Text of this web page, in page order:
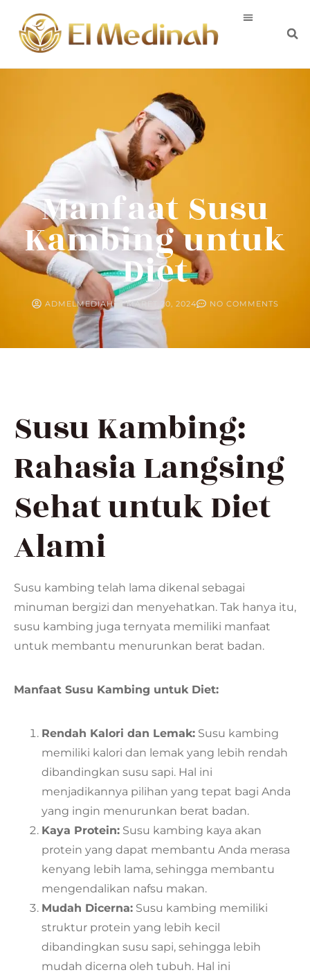
Manfaat Susu
Kambing untuk
Diet
ADMELMEDIAH MARET 20, 2024 NO COMMENTS
Susu Kambing:
Rahasia Langsing
Sehat untuk Diet
Alami
Susu kambing telah lama dikenal sebagai
minuman bergizi dan menyehatkan. Tak hanya itu,
susu kambing juga ternyata memiliki manfaat
untuk membantu menurunkan berat badan.
Manfaat Susu Kambing untuk Diet:
Rendah Kalori dan Lemak: Susu kambing
memiliki kalori dan lemak yang lebih rendah
dibandingkan susu sapi. Hal ini
menjadikannya pilihan yang tepat bagi Anda
yang ingin menurunkan berat badan.
Kaya Protein: Susu kambing kaya akan
protein yang dapat membantu Anda merasa
kenyang lebih lama, sehingga membantu
mengendalikan nafsu makan.
Mudah Dicerna: Susu kambing memiliki
struktur protein yang lebih kecil
dibandingkan susu sapi, sehingga lebih
mudah dicerna oleh tubuh. Hal ini